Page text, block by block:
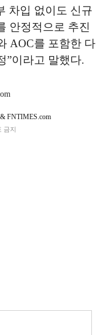
차입 없이도 신규
안정적으로 추진
AOC를 포함한 다
”이라고 말했다.
FNTIMES.com
금지